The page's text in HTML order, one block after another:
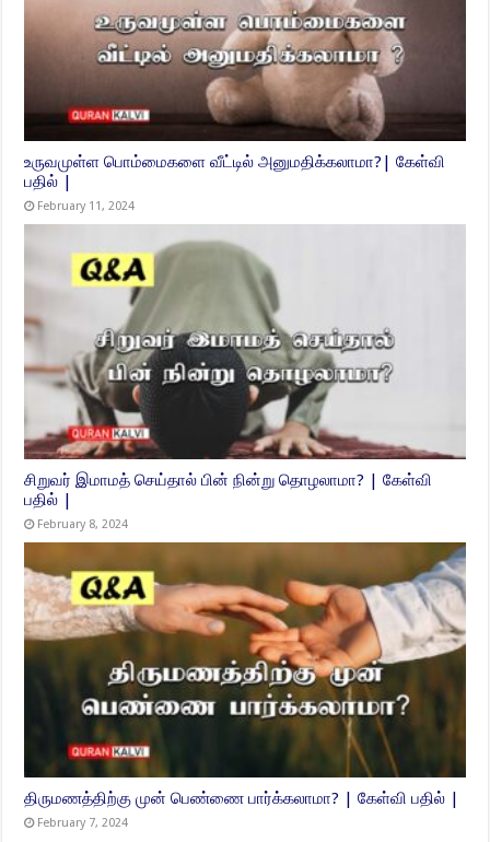
உருவமுள்ள பொம்மைகளை வீட்டில் அனுமதிக்கலாமா?| கேள்வி
பதில் |
February 11, 2024
சிறுவர் இமாமத் செய்தால் பின் நின்று தொழலாமா? | கேள்வி
பதில் |
February 8, 2024
திருமணத்திற்கு முன் பெண்ணை பார்க்கலாமா? | கேள்வி பதில் |
February 7, 2024